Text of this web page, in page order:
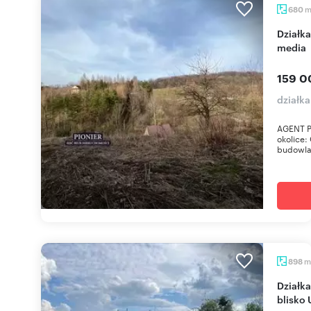
680 m
Działka budowlana z widokami na góry, asfalt,
media
159
AGENT
okolice:
898 m
Działka budowlana 898 m² w Goleszowie Równia -
blisko